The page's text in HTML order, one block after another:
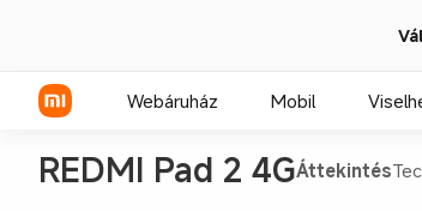
Webáruház Mobil
REDMI Pad 2 4GÁttekintés